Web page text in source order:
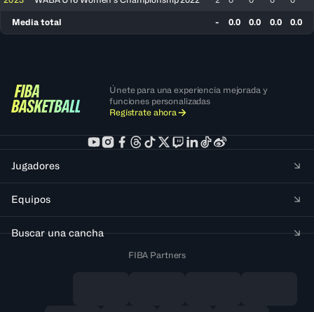
Media total - 0.0 0.0 0.0 0.0
Únete para una experiencia mejorada y
funciones personalizadas
Regístrate ahora
Jugadores
Equipos
Buscar una cancha
FIBA Partners